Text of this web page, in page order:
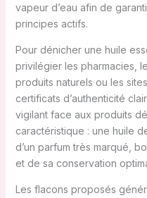
vapeur d’eau afin de
principes actifs.
Pour dénicher une huile
privilégier les pharmacies,
produits naturels ou les
certificats d’authenticité
vigilant face aux produits
caractéristique : une huile
d’un parfum très marqué,
et de sa conservation
Les flacons proposés